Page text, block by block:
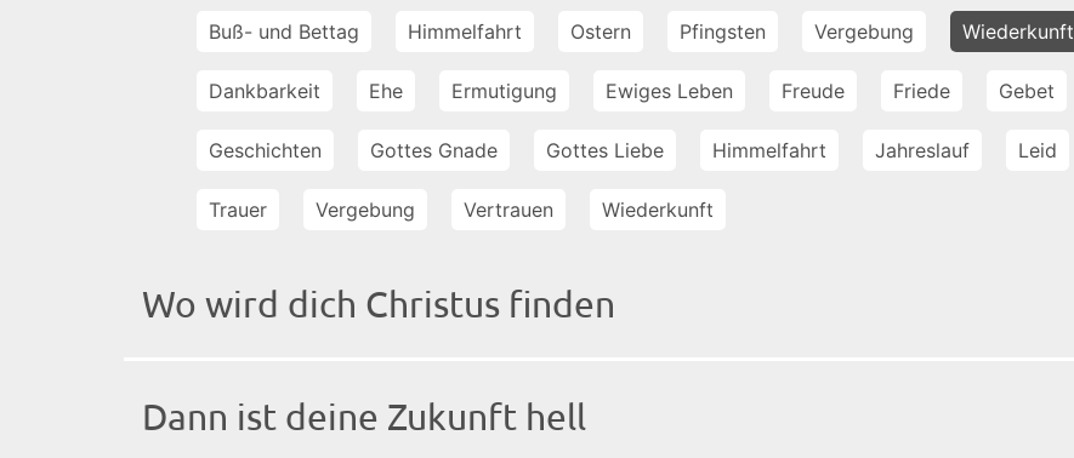
Buß- und Bettag Himmelfahrt Ostern Pfingsten Vergebung Wiederkunft
Dankbarkeit Ehe Ermutigung Ewiges Leben Freude Friede Gebet
Geschichten Gottes Gnade Gottes Liebe Himmelfahrt Jahreslauf Leid
Trauer Vergebung Vertrauen Wiederkunft
Wo wird dich Christus finden
Dann ist deine Zukunft hell